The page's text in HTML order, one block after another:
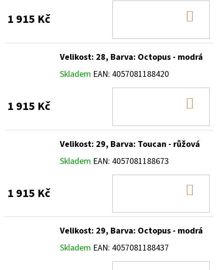
1 915 Kč
Velikost: 28, Barva: Octopus - modrá
Skladem EAN: 4057081188420
1 915 Kč
Velikost: 29, Barva: Toucan - růžová
Skladem EAN: 4057081188673
1 915 Kč
Velikost: 29, Barva: Octopus - modrá
Skladem EAN: 4057081188437